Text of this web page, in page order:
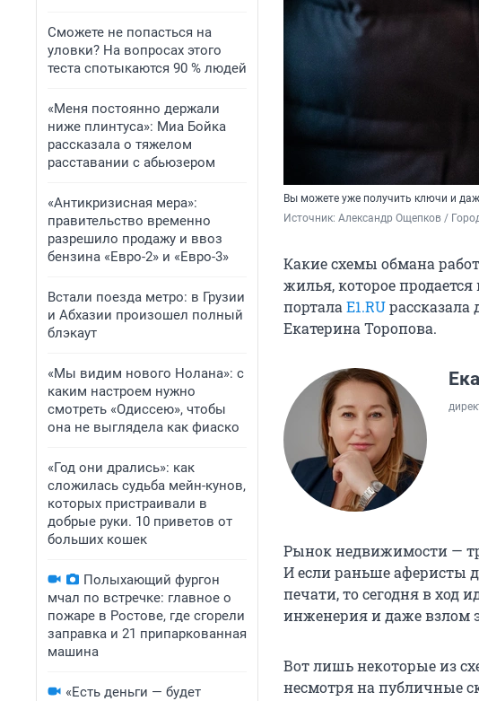
Сможете не попасться на
уловки? На вопросах этого
теста спотыкаются 90 % людей
«Меня постоянно держали
ниже плинтуса»: Миа Бойка
рассказала о тяжелом
расставании с абьюзером
«Антикризисная мера»:
правительство временно
разрешило продажу и ввоз
бензина «Евро-2» и «Евро-3»
Встали поезда метро: в Грузии
и Абхазии произошел полный
блэкаут
«Мы видим нового Нолана»: с
каким настроем нужно
смотреть «Одиссею», чтобы
она не выглядела как фиаско
«Год они дрались»: как
сложилась судьба мейн-кунов,
которых пристраивали в
добрые руки. 10 приветов от
больших кошек
Полыхающий фургон
мчал по встречке: главное о
пожаре в Ростове, где сгорели
заправка и 21 припаркованная
машина
«Есть деньги — будет
Вы можете уже получить ключи и
Источник: Александр Ощепков /
Какие схемы обмана
жилья, которое
портала E1.RUрассказала
Екатерина Торопова.
Рынок недвижимости —
И если раньше аферисты
печати, то сегодня в ход
инженерия и даже взлом
Вот лишь некоторые из
несмотря на публичные